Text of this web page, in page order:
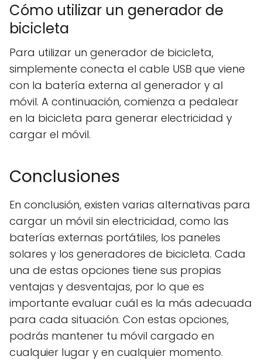
Cómo utilizar un generador de
bicicleta
Para utilizar un generador de bicicleta,
simplemente conecta el cable USB que viene
con la batería externa al generador y al
móvil. A continuación, comienza a pedalear
en la bicicleta para generar electricidad y
cargar el móvil.
Conclusiones
En conclusión, existen varias alternativas para
cargar un móvil sin electricidad, como las
baterías externas portátiles, los paneles
solares y los generadores de bicicleta. Cada
una de estas opciones tiene sus propias
ventajas y desventajas, por lo que es
importante evaluar cuál es la más adecuada
para cada situación. Con estas opciones,
podrás mantener tu móvil cargado en
cualquier lugar y en cualquier momento.